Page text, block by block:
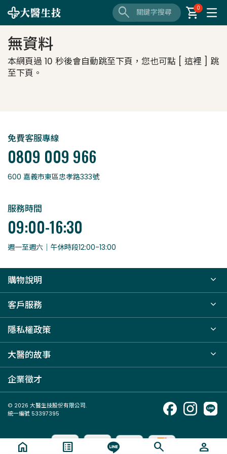
search shopping_cart
0
無資料
本網頁過 10 秒後會自動跳至下頁，您也可點 [ 這裡 ] 跳
至下頁。
免費客服專線
0809 009 966
600 嘉義市東區忠孝路333號
服務時間
09:00-16:30
週一至週六｜午休時段12:00-13:00
購物說明
客戶服務
隱私權政策
大醫的故事
企業徵才
© 2026 大醫生技股份有限公司.
統一編號 53397395
home list_alt search person